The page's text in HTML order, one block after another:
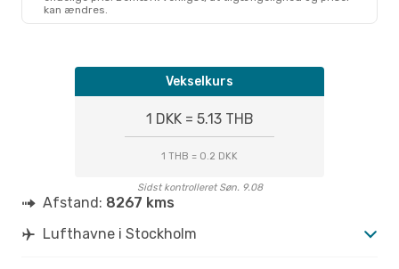
kan ændres.
Vekselkurs
1 DKK = 5.13 THB
1 THB = 0.2 DKK
Sidst kontrolleret Søn. 9.08
Afstand: 8267 kms
Lufthavne i Stockholm